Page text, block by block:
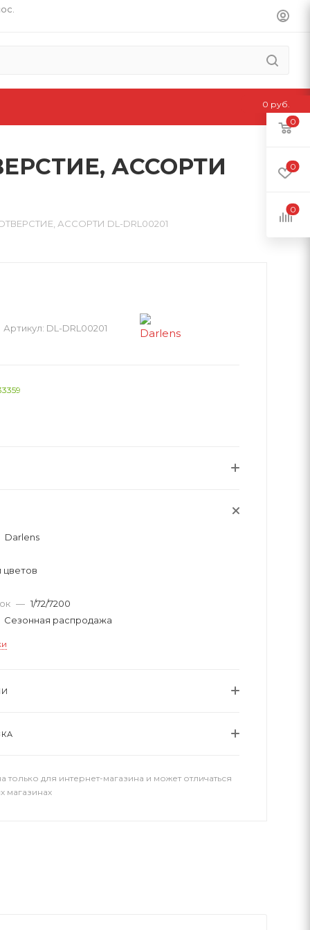
АССОРТИ
АССОРТИ DL-DRL00201
Артикул: DL-DRL00201
Darlens
цветов
— 1/72/7200
Сезонная распродажа
только для интернет-магазина и может отличаться
магазинах
0
0
0
0 руб.